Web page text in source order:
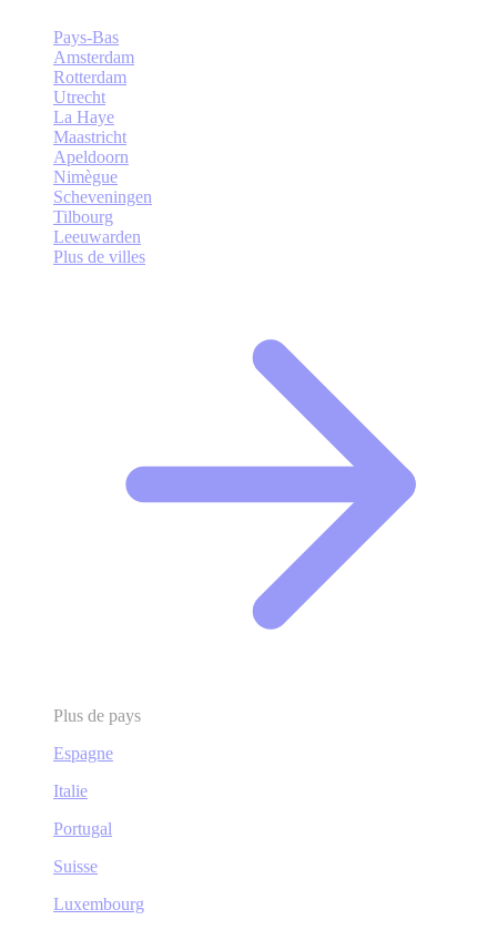
Pays-Bas
Amsterdam
Rotterdam
Utrecht
La Haye
Maastricht
Apeldoorn
Nimègue
Scheveningen
Tilbourg
Leeuwarden
Plus de villes
Plus de pays
Espagne
Italie
Portugal
Suisse
Luxembourg